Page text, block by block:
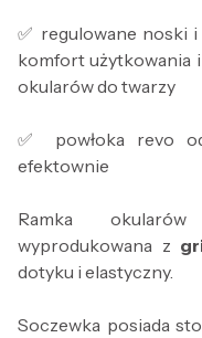
✅ regulowane noski
komfort użytkowania
okularów do twarzy
✅ powłoka revo
efektownie
Ramka
wyprodukowana z
dotyku i elastyczny.
Soczewka posiada